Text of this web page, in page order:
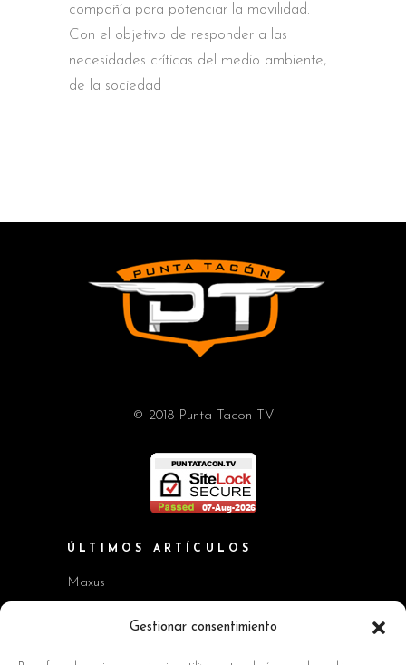
Gestionar consentimiento
compañía para potenciar la movilidad.
Con el objetivo de responder a las
necesidades críticas del medio ambiente,
de la sociedad
© 2018 Punta Tacon TV
ÚLTIMOS ARTÍCULOS
Maxus
Workshop BMW Neue Klasse